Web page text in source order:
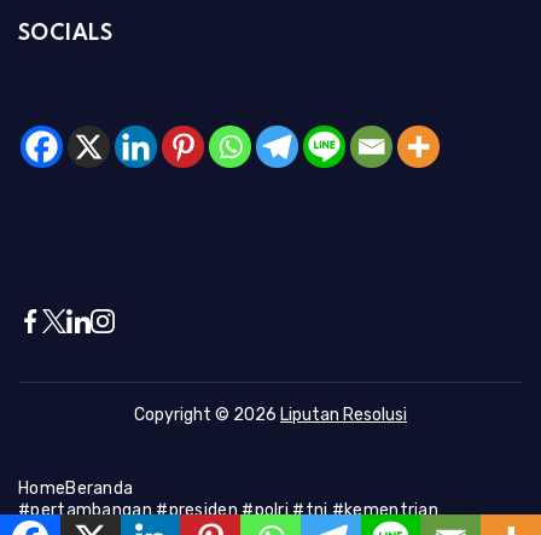
SOCIALS
Copyright © 2026 Liputan Resolusi
HomeBeranda
#pertambangan #presiden #polri #tni #kementrian